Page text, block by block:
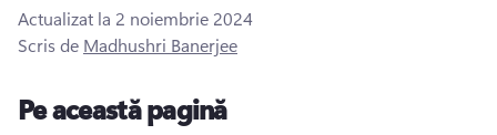
Încercați gratuit
Actualizat la 2 noiembrie 2024
Scris de Madhushri Banerjee
Pe această pagină